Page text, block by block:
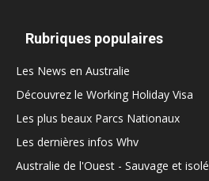
Rubriques populaires
Les News en Australie
Découvrez le Working Holiday Visa
Les plus beaux Parcs Nationaux
Les dernières infos Whv
Australie de l'Ouest - Sauvage et isolé